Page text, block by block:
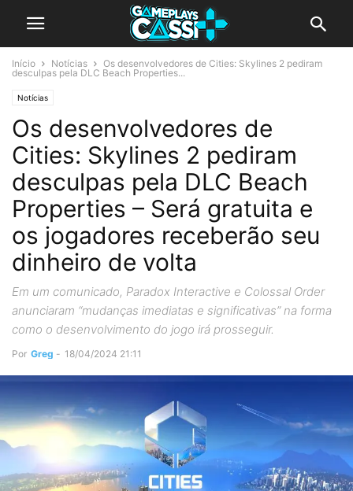
Início Notícias
Os desenvolvedores de Cities: Skylines 2 pediram
desculpas pela DLC Beach Properties...
Notícias
Os desenvolvedores de
Cities: Skylines 2 pediram
desculpas pela DLC Beach
Properties – Será gratuita e
os jogadores receberão seu
dinheiro de volta
Em um comunicado, Paradox Interactive e Colossal Order
anunciaram “mudanças imediatas e significativas” na forma
como o desenvolvimento do jogo irá prosseguir.
Por Greg - 18/04/2024 21:11